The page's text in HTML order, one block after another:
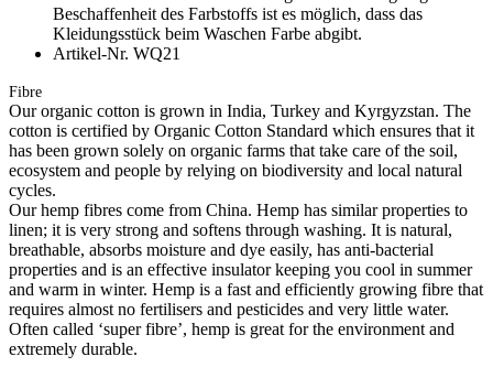
Beschaffenheit des Farbstoffs ist es möglich, dass das
Kleidungsstück beim Waschen Farbe abgibt.
Artikel-Nr. WQ21
Fibre
Our organic cotton is grown in India, Turkey and Kyrgyzstan. The
cotton is certified by Organic Cotton Standard which ensures that it
has been grown solely on organic farms that take care of the soil,
ecosystem and people by relying on biodiversity and local natural
cycles.
Our hemp fibres come from China. Hemp has similar properties to
linen; it is very strong and softens through washing. It is natural,
breathable, absorbs moisture and dye easily, has anti-bacterial
properties and is an effective insulator keeping you cool in summer
and warm in winter. Hemp is a fast and efficiently growing fibre that
requires almost no fertilisers and pesticides and very little water.
Often called ‘super fibre’, hemp is great for the environment and
extremely durable.